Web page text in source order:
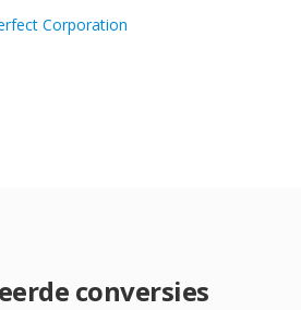
Corporation
conversies